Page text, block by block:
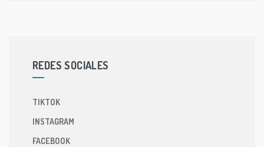
REDES SOCIALES
TIKTOK
INSTAGRAM
FACEBOOK